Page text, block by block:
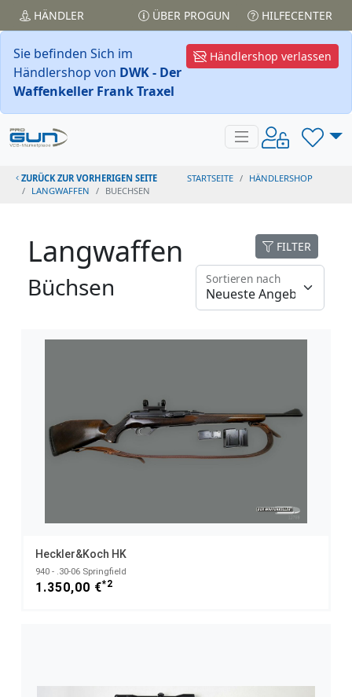
HÄNDLER ÜBER PROGUN HILFECENTER
Händlershop verlassen
Sie befinden Sich im
Händlershop von DWK - Der
Waffenkeller Frank Traxel
ZURÜCK ZUR VORHERIGEN SEITE STARTSEITE
HÄNDLERSHOP
LANGWAFFEN
BUECHSEN
Langwaffen
Büchsen
FILTER
Sortieren nach
Heckler&Koch HK
940 - .30-06 Springfield
1.350,00 €*2